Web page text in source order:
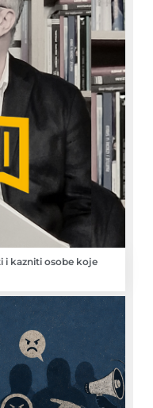
i kazniti osobe koje